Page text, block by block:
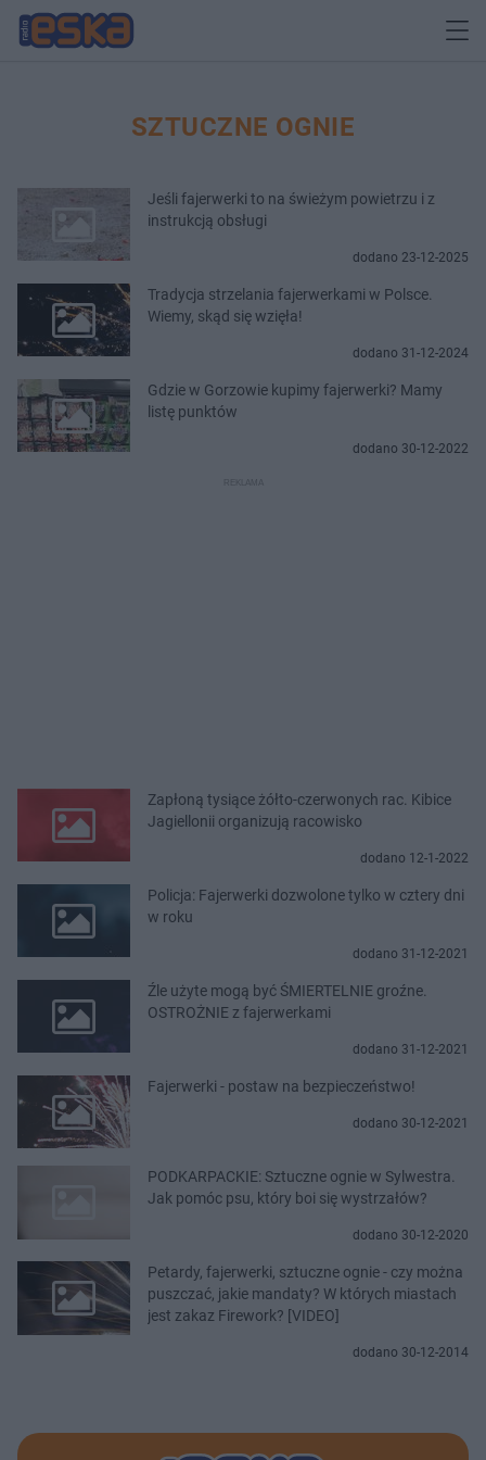
SZTUCZNE OGNIE
Jeśli fajerwerki to na świeżym powietrzu i z
instrukcją obsługi
dodano 23-12-2025
Tradycja strzelania fajerwerkami w Polsce.
Wiemy, skąd się wzięła!
dodano 31-12-2024
Gdzie w Gorzowie kupimy fajerwerki? Mamy
listę punktów
dodano 30-12-2022
Zapłoną tysiące żółto-czerwonych rac. Kibice
Jagiellonii organizują racowisko
dodano 12-1-2022
Policja: Fajerwerki dozwolone tylko w cztery dni
w roku
dodano 31-12-2021
Źle użyte mogą być ŚMIERTELNIE groźne.
OSTROŻNIE z fajerwerkami
dodano 31-12-2021
Fajerwerki - postaw na bezpieczeństwo!
dodano 30-12-2021
PODKARPACKIE: Sztuczne ognie w Sylwestra.
Jak pomóc psu, który boi się wystrzałów?
dodano 30-12-2020
Petardy, fajerwerki, sztuczne ognie - czy można
puszczać, jakie mandaty? W których miastach
jest zakaz Firework? [VIDEO]
dodano 30-12-2014